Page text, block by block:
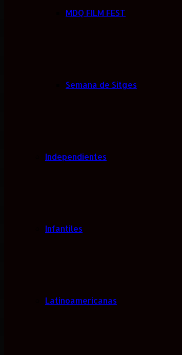
MDQ FILM FEST
Semana de Sitges
Independientes
Infantiles
Latinoamericanas